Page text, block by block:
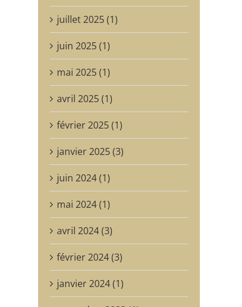
juillet 2025 (1)
juin 2025 (1)
mai 2025 (1)
avril 2025 (1)
février 2025 (1)
janvier 2025 (3)
juin 2024 (1)
mai 2024 (1)
avril 2024 (3)
février 2024 (3)
janvier 2024 (1)